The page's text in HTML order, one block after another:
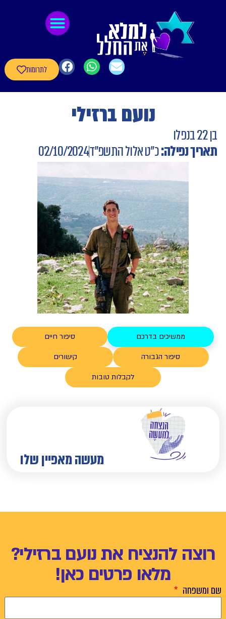
לתרומות
נועם ברזילי
בן 22 בנפלו
תאריך נפילה:כ"ט אלול התשפ"ד02/10/2024
ממשיכים בדרכם סיפור חיים
סיפור הגבורה קישורים
לקבלות טובות
מעשה מאפיין שלו
רוצה להנציח את נועם ברזילי?
מלאו פרטים כאן!
שם ומשפחה